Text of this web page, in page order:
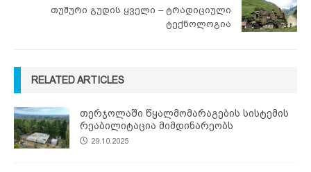
თუშური გუდის ყველი – ტრადიციული
ტექნოლოგია
RELATED ARTICLES
თერჯოლაში წყალმომარაგების სისტემის
რეაბილიტაცია მიმდინარეობს
29.10.2025